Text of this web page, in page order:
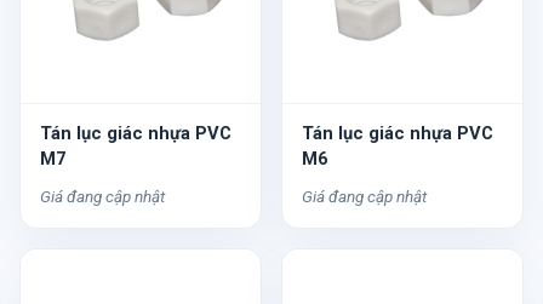
Tán lục giác nhựa PVC
M7
Giá đang cập nhật
Tán lục giác nhựa PVC
M6
Giá đang cập nhật